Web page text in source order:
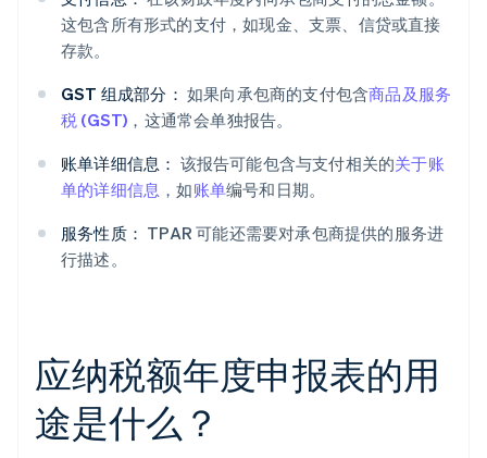
这包含所有形式的支付，如现金、支票、信贷或直接
存款。
GST 组成部分： 如果向承包商的支付包含商品及服务
税 (GST) ，这通常会单独报告。
账单详细信息： 该报告可能包含与支付相关的关于账
单的详细信息 ，如账单编号和日期。
服务性质： TPAR 可能还需要对承包商提供的服务进
行描述。
应纳税额年度申报表的用
途是什么？